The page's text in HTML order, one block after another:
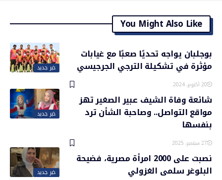
You Might Also Like
خبر جديد
بوجلبان يواجه تحديًا صعبًا مع غيابات
مؤثرة في تشكيلة الترجي الجرجيسي
20 أكتوبر، 2024
خبر جديد
شائعة وفاة الشيف عبير الصغير تهز
مواقع التواصل.. وصاحبة الشأن ترد
بنفسها
27 سبتمبر، 2025
خبر جديد
نصبت على 2000 امرأة مصرية، فضيحة
البلوغر سلمى الغزولي